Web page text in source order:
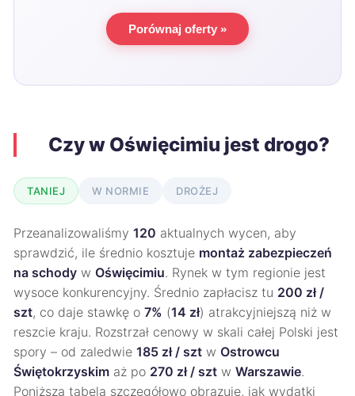
Porównaj oferty »
Czy w Oświęcimiu jest drogo?
TANIEJ W NORMIE DROŻEJ
Przeanalizowaliśmy 120 aktualnych wycen, aby
sprawdzić, ile średnio kosztuje montaż zabezpieczeń
na schody w Oświęcimiu. Rynek w tym regionie jest
wysoce konkurencyjny. Średnio zapłacisz tu 200 zł /
szt, co daje stawkę o 7% (14 zł) atrakcyjniejszą niż w
reszcie kraju. Rozstrzał cenowy w skali całej Polski jest
spory – od zaledwie 185 zł / szt w Ostrowcu
Świętokrzyskim aż po 270 zł / szt w Warszawie.
Poniższa tabela szczegółowo obrazuje, jak wydatki